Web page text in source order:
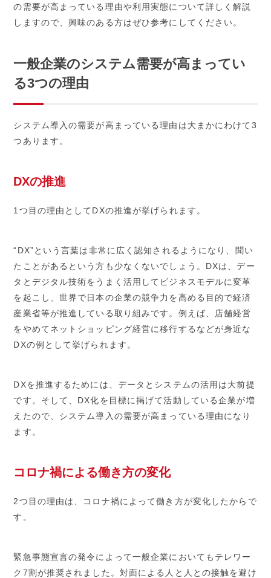
の需要が高まっている理由や利用実態について詳しく解説
しますので、興味のある方はぜひ参考にしてください。
一般企業のシステム需要が高まってい
る3つの理由
システム導入の需要が高まっている理由は大まかにわけて3
つあります。
DXの推進
1つ目の理由としてDXの推進が挙げられます。
“DX”という言葉は非常に広く認知されるようになり、聞い
たことがあるという方も少なくないでしょう。DXは、デー
タとデジタル技術をうまく活用してビジネスモデルに変革
を起こし、世界で日本の企業の競争力を高める目的で経済
産業省等が推進している取り組みです。例えば、店舗経営
をやめてネットショッピング経営に移行するなどが身近な
DXの例として挙げられます。
DXを推進するためには、データとシステムの活用は大前提
です。そして、DX化を目標に掲げて活動している企業が増
えたので、システム導入の需要が高まっている理由になり
ます。
コロナ禍による働き方の変化
2つ目の理由は、コロナ禍によって働き方が変化したからで
す。
緊急事態宣言の発令によって一般企業においてもテレワー
ク7割が推奨されました。対面による人と人との接触を避け